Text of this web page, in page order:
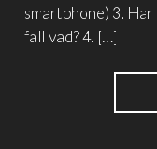
smartphone) 3.
fall vad? 4. […]